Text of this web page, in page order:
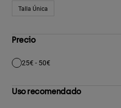
Talla ÚnicaAfinar por Tamaño: Talla Única
Precio
25€ - 50€
Afinar por Precio: 25€ - 50€
Uso recomendado